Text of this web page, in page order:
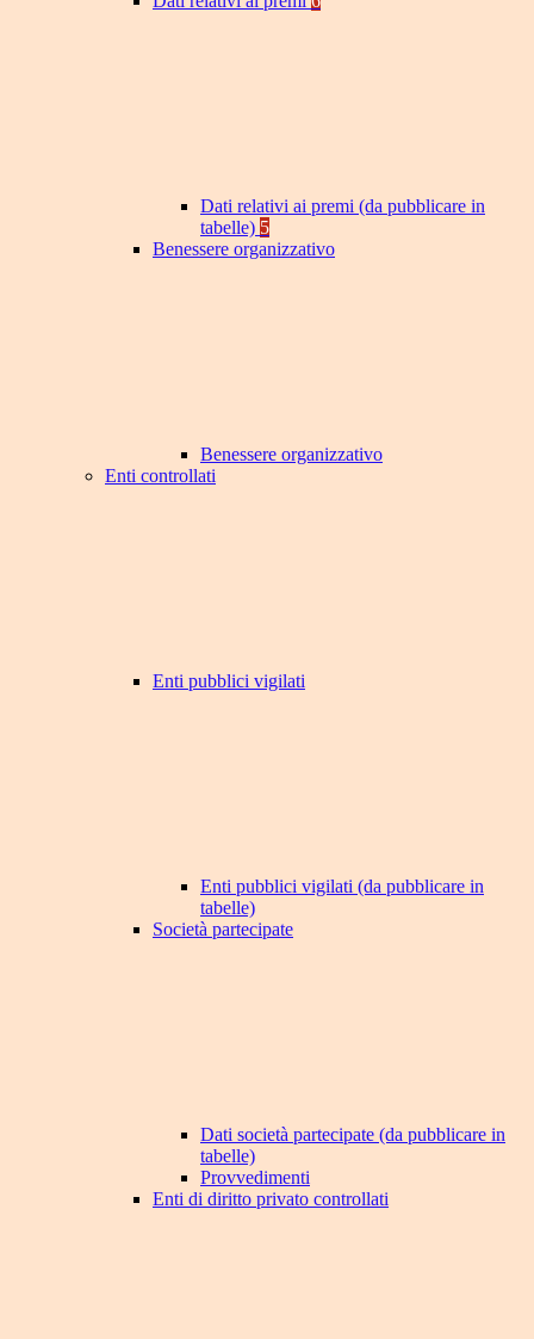
Dati relativi ai premi (da pubblicare in
tabelle) 5
Benessere organizzativo
Benessere organizzativo
Enti controllati
Enti pubblici vigilati
Enti pubblici vigilati (da pubblicare in
tabelle)
Società partecipate
Dati società partecipate (da pubblicare in
tabelle)
Provvedimenti
Enti di diritto privato controllati